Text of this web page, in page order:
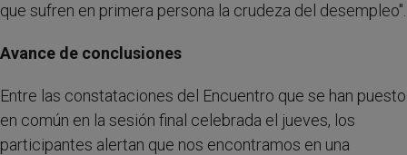
que sufren en primera persona la crudeza del desempleo".
Avance de conclusiones
Entre las constataciones del Encuentro que se han puesto
en común en la sesión final celebrada el jueves, los
participantes alertan que nos encontramos en una